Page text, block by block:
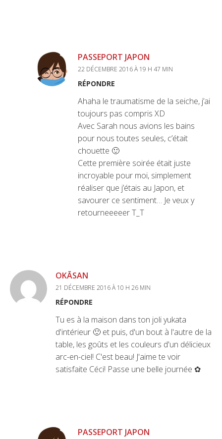
PASSEPORT JAPON
22 DÉCEMBRE 2016 À 19 H 47 MIN
RÉPONDRE
Ahaha le traumatisme de la seiche, j’ai
toujours pas compris XD
Avec Sarah nous avions les bains
pour nous toutes seules, c’était
chouette 🙂
Cette première soirée était juste
incroyable pour moi, simplement
réaliser que j’étais au Japon, et
savourer ce sentiment… Je veux y
retourneeeeer T_T
OKĀSAN
21 DÉCEMBRE 2016 À 10 H 26 MIN
RÉPONDRE
Tu es à la maison dans ton joli yukata
d'intérieur 🙂 et puis, d'un bout à l'autre de la
table, les goûts et les couleurs d'un délicieux
arc-en-ciel! C'est beau! J'aime te voir
satisfaite Céci! Passe une belle journée ✿
PASSEPORT JAPON